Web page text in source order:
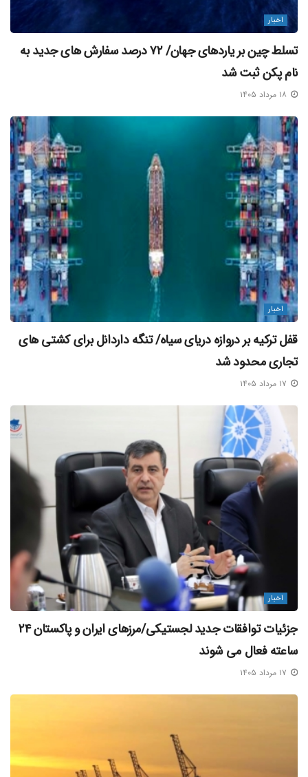
اخبار
تسلط چین بر یاردهای جهان/ ۷۲ درصد سفارش‌ های جدید به
نام پکن ثبت شد
اخبار
قفل ترکیه بر دروازه دریای سیاه/ تنگه داردانل برای کشتی‌ های
تجاری محدود شد
اخبار
جزئیات توافقات جدید لجستیکی/مرزهای ایران و پاکستان ۲۴
ساعته فعال می‌ شوند